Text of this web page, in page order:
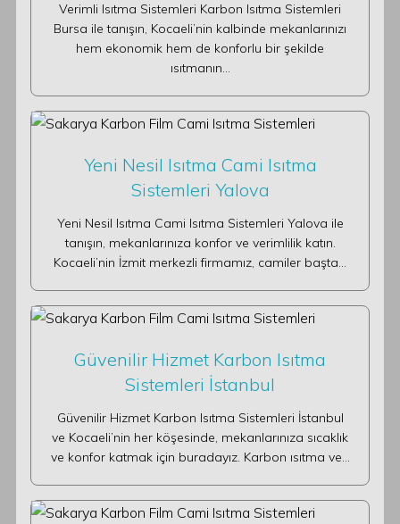
Verimli Isıtma Sistemleri Karbon Isıtma Sistemleri
Bursa ile tanışın, Kocaeli’nin kalbinde mekanlarınızı
hem ekonomik hem de konforlu bir şekilde
ısıtmanın…
Yeni Nesil Isıtma Cami Isıtma
Sistemleri Yalova
Yeni Nesil Isıtma Cami Isıtma Sistemleri Yalova ile
tanışın, mekanlarınıza konfor ve verimlilik katın.
Kocaeli’nin İzmit merkezli firmamız, camiler başta…
Güvenilir Hizmet Karbon Isıtma
Sistemleri İstanbul
Güvenilir Hizmet Karbon Isıtma Sistemleri İstanbul
ve Kocaeli’nin her köşesinde, mekanlarınıza sıcaklık
ve konfor katmak için buradayız. Karbon ısıtma ve…